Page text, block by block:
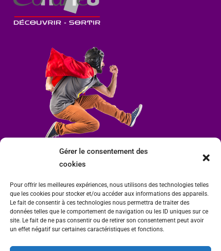
Gérer le consentement des
cookies
Pour offrir les meilleures expériences, nous utilisons des technologies telles
que les cookies pour stocker et/ou accéder aux informations des appareils.
Le fait de consentir à ces technologies nous permettra de traiter des
données telles que le comportement de navigation ou les ID uniques sur ce
site. Le fait de ne pas consentir ou de retirer son consentement peut avoir
un effet négatif sur certaines caractéristiques et fonctions.